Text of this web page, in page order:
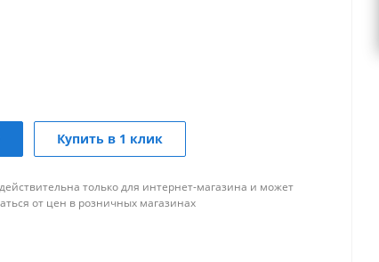
Купить в 1 клик
только для интернет-магазина и может
от цен в розничных магазинах